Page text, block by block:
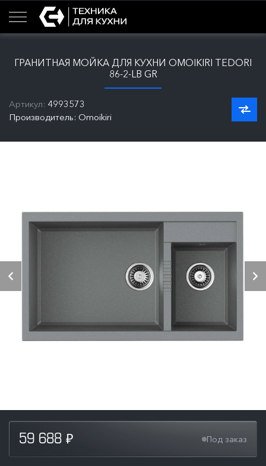
ГРАНИТНАЯ МОЙКА ДЛЯ КУХНИ OMOIKIRI TEDORI
86-2-LB GR
Артикул: 4993573
Производитель: Omoikiri
59 688 ₽ Под заказ